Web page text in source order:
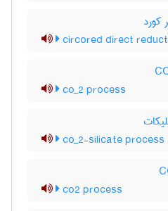
کورد
circored direct
co_2 process
co_2-silicate process
co2 process